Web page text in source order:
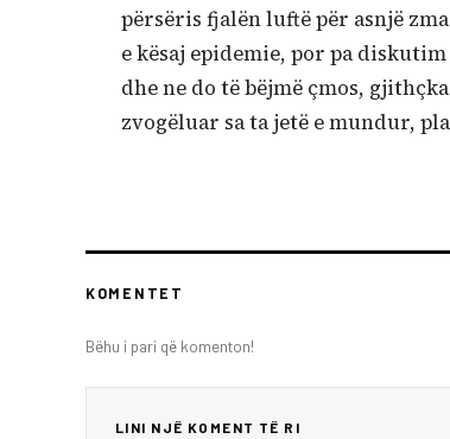
përsëris fjalën luftë për asnjë
e kësaj epidemie, por pa
dhe ne do të bëjmë çmos,
zvogëluar sa ta jetë e mundur,
KOMENTET
Bëhu i pari që komenton!
LINI NJË KOMENT TË RI